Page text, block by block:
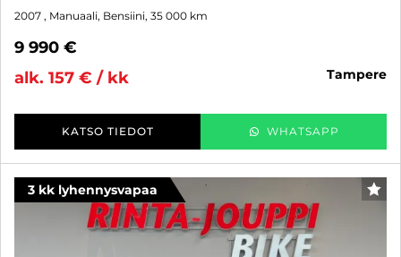
2007 , Manuaali, Bensiini, 35 000 km
9 990 €
alk. 157 € / kk
tampere
KATSO TIEDOT WHATSAPP
3 kk lyhennysvapaa